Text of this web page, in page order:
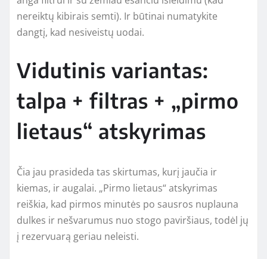
nereiktų kibirais semti). Ir būtinai numatykite
dangtį, kad nesiveistų uodai.
Vidutinis variantas:
talpa + filtras + „pirmo
lietaus“ atskyrimas
Čia jau prasideda tas skirtumas, kurį jaučia ir
kiemas, ir augalai. „Pirmo lietaus“ atskyrimas
reiškia, kad pirmos minutės po sausros nuplauna
dulkes ir nešvarumus nuo stogo paviršiaus, todėl jų
į rezervuarą geriau neleisti.